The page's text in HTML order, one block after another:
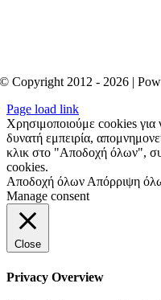
© Copyright 2012 - 2026 |
Page load link
Χρησιμοποιούμε cookies
δυνατή εμπειρία,
κλικ στο "Αποδοχή όλων",
cookies.
Αποδοχή όλων Απόρριψη
Manage consent
Close
Privacy Overview